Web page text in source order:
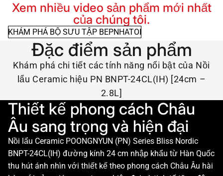
Xem nhiều video sản phẩm mới nhất
của chúng tôi.
KHÁM PHÁ BỘ SƯU TẬP BEPNHATOI
Đặc điểm sản phẩm
Khám phá chi tiết các tính năng nổi bật của Nồi
lẩu Ceramic hiệu PN BNPT-24CL(IH) [24cm –
2.8L]
Thiết kế phong cách Châu
Âu sang trọng và hiện đại
Nồi lẩu Ceramic POONGNYUN (PN) Series Bliss Nordic
BNPT-24CL(IH) đường kính 24 cm nhập khẩu từ Hàn Quốc
thu hút ánh nhìn với thiết kế theo phong cách Châu Âu hài